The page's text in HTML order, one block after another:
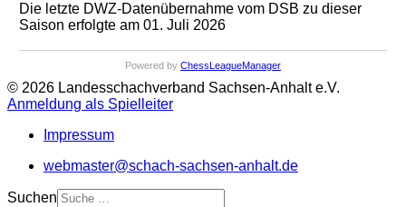
Die letzte DWZ-Datenübernahme vom DSB zu dieser
Saison erfolgte am 01. Juli 2026
Powered by ChessLeagueManager
© 2026 Landesschachverband Sachsen-Anhalt e.V.
Anmeldung als Spielleiter
Impressum
webmaster@schach-sachsen-anhalt.de
Suchen